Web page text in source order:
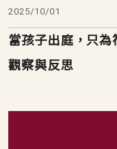
2025/10/01
當孩子出庭，只
觀察與反思